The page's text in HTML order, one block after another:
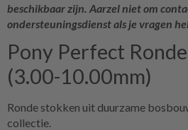
beschikbaar zijn. Aarzel niet om
ondersteuningsdienst als je vragen
Pony Perfect
(3.00-10.00mm)
Ronde stokken uit duurzame
collectie.